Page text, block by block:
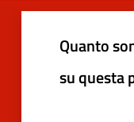
Quanto
su questa